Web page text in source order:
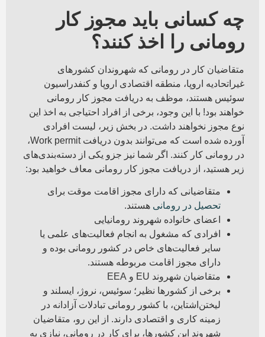
چه کسانی باید مجوز کار
رومانی را اخذ کنند؟
متقاضیان کار در رومانی که شهروندان کشورهای
غیراتحادیه اروپا، منطقه اقتصادی اروپا و کنفدراسیون
سوئیس هستند، موظف به دریافت مجوز کار رومانی
خواهند بود! با این وجود، برخی از افراد احتیاجی به اخذ این
نوع مجوز نخواهند داشت. در بخش زیر، لیست افرادی
آورده شده است که می‌توانند بدون دریافت Work permit،
در رومانی کار کنند. اگر شما نیز جزو یکی از دسته‌بندی‌های
زیر هستید، از دریافت مجوز کار رومانی معاف خواهید بود:
متقاضیانی که دارای مجوز اقامت موقت برای
تحصیل در رومانی هستند.
اعضای خانواده شهروند رومانیایی
افرادی که مشغول به انجام فعالیت‌های علمی یا
سایر فعالیت‌های‌ خاص در کشور رومانی بوده و
دارای مجوز اقامت مربوطه هستند.
متقاضیان شهروند EU و EEA
برخی از کشورها نظیر؛ سوئیس، نروژ، ایسلند و
لیختن‌اشتاین، با کشور رومانی تبادلات آزادانه در
زمینه کاری و اقتصادی دارند. از این رو، متقاضیان
شهروند این کشورها، برای کار در رومانی، نیازی به